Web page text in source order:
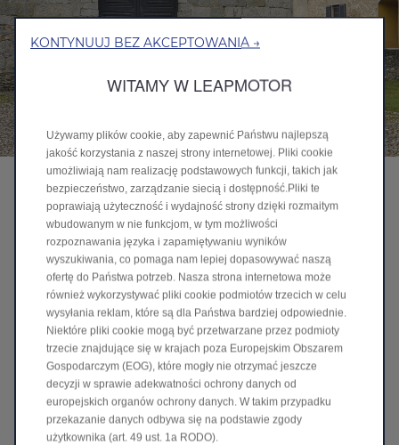
Podróżuj w ciszy i komforcie
Leapmotor C10 Hybrid EV sprawia, że kierowca czuje się jak w
100% elektryku. Jazda jest cicha, dynamiczna i płynna. Łączy w
sobie najlepsze cechy prowadzenia pojazdu elektrycznego z
niezależnością i wolnością podróżowania pojazdem
spalinowym. Leapmotor C10 Hybrid EV napędzany jest
silnikiem elektrycznym o mocy 215 KM i momencie obrotowym
320 Nm.
Dzięki możliwości ładowania akumulatora prądem stałym DC
odzyskanie 50% pojemności baterii trwa jedynie 18 minut.
Pozwala to cieszyć się długimi podróżami bez konieczności
długich postojów. Dostępne jest również ładowanie AC, a
dodatkowo kierowca zawsze może po prostu zatankować na
tradycyjnej stacji paliw, korzystając z 50-litrowego zbiornika
KONTYNUUJ BEZ AKCEPTOWANIA →
WITAMY W LEAPMOTOR
Używamy plików cookie, aby zapewnić Państwu najlepszą
jakość korzystania z naszej strony internetowej. Pliki cookie
umożliwiają nam realizację podstawowych funkcji, takich jak
bezpieczeństwo, zarządzanie siecią i dostępność.Pliki te
poprawiają użyteczność i wydajność strony dzięki rozmaitym
wbudowanym w nie funkcjom, w tym możliwości
rozpoznawania języka i zapamiętywaniu wyników
wyszukiwania, co pomaga nam lepiej dopasowywać naszą
ofertę do Państwa potrzeb. Nasza strona internetowa może
również wykorzystywać pliki cookie podmiotów trzecich w celu
wysyłania reklam, które są dla Państwa bardziej odpowiednie.
Niektóre pliki cookie mogą być przetwarzane przez podmioty
trzecie znajdujące się w krajach poza Europejskim Obszarem
Gospodarczym (EOG), które mogły nie otrzymać jeszcze
decyzji w sprawie adekwatności ochrony danych od
europejskich organów ochrony danych. W takim przypadku
przekazanie danych odbywa się na podstawie zgody
użytkownika (art. 49 ust. 1a RODO).